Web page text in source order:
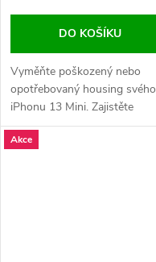
DO KOŠÍKU
Vyměňte poškozený nebo
opotřebovaný housing svého
iPhonu 13 Mini. Zajistěte
perfektní vzhled a ochranu
vnitřních komponent vašeho
Akce